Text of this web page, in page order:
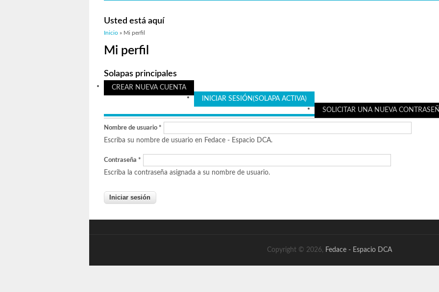
Usted está aquí
Inicio » Mi perfil
Mi perfil
Solapas principales
CREAR NUEVA CUENTA
INICIAR SESIÓN(SOLAPA ACTIVA)
SOLICITAR UNA NUEVA
Nombre de usuario *
Escriba su nombre de usuario en Fedace - Espacio DCA.
Contraseña *
Escriba la contraseña asignada a su nombre de usuario.
Copyright © 2026, Fedace - Espacio DCA